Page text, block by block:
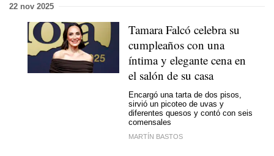
22 nov 2025
Tamara Falcó celebra su
cumpleaños con una
íntima y elegante cena en
el salón de su casa
Encargó una tarta de dos pisos,
sirvió un picoteo de uvas y
diferentes quesos y contó con seis
comensales
MARTÍN BASTOS